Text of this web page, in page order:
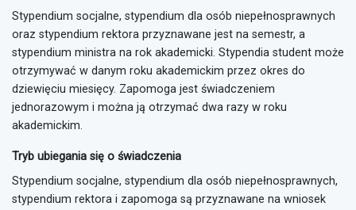
Stypendium socjalne, stypendium dla osób niepełnosprawnych
oraz stypendium rektora przyznawane jest na semestr, a
stypendium ministra na rok akademicki. Stypendia student może
otrzymywać w danym roku akademickim przez okres do
dziewięciu miesięcy. Zapomoga jest świadczeniem
jednorazowym i można ją otrzymać dwa razy w roku
akademickim.
Tryb ubiegania się o świadczenia
Stypendium socjalne, stypendium dla osób niepełnosprawnych,
stypendium rektora i zapomoga są przyznawane na wniosek